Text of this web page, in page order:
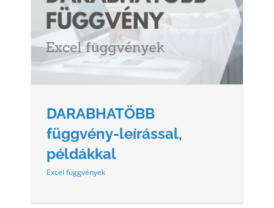
DARABHATÖBB
függvény-leírással,
példákkal
Excel függvények